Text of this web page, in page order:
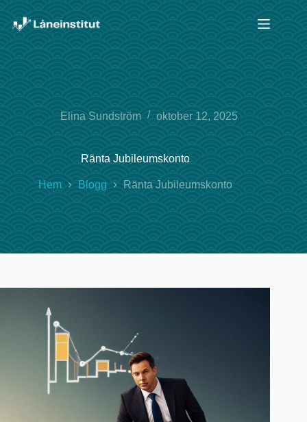
innehåll
Elina Sundström oktober 12, 2025
Ränta Jubileumskonto
Hem Blogg Ränta Jubileumskonto